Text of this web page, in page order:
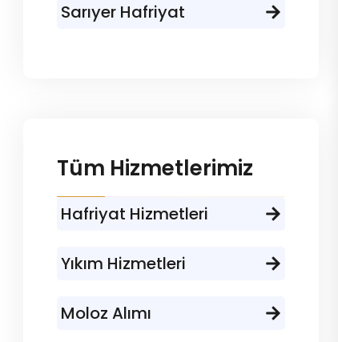
Sarıyer Hafriyat
Tüm Hizmetlerimiz
Hafriyat Hizmetleri
Yıkım Hizmetleri
Moloz Alımı